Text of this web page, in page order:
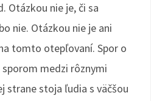
Otázkou nie je, či sa
nie. Otázkou nie je ani
tomto otepľovaní. Spor o
medzi rôznymi
strane stoja ľudia s väčšou